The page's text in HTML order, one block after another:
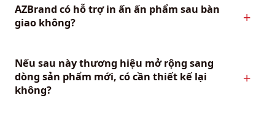
AZBrand có hỗ trợ in ấn ấn phẩm sau bàn
giao không?
Nếu sau này thương hiệu mở rộng sang
dòng sản phẩm mới, có cần thiết kế lại
không?